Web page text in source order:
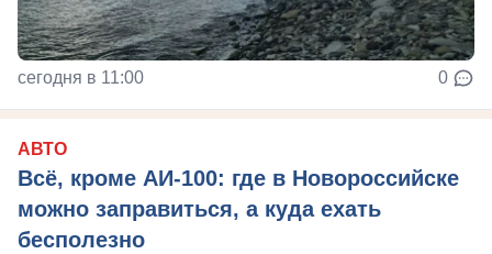
сегодня в 11:00 0
АВТО
Всё, кроме АИ-100: где в Новороссийске
можно заправиться, а куда ехать
бесполезно